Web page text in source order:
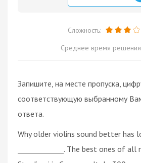
Сложность:
Среднее время
Запишите, на месте пропуска,
соответствующую выбранному
ответа.
Why older violins sound better has
_____________. The best ones of